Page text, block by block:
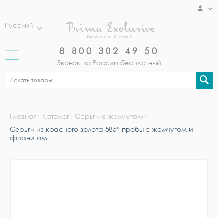
Русский
8 800 302 49 50
Звонок по России бесплатный
Главная Каталог
Серьги с жемчугом
Серьги из красного золота 585° пробы с жемчугом и
фианитом